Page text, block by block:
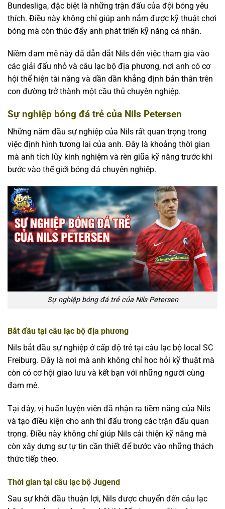
Bundesliga, đặc biệt là những trận đấu của đội bóng yêu
thích. Điều này không chỉ giúp anh nắm được kỹ thuật chơi
bóng mà còn thúc đẩy anh phát triển kỹ năng cá nhân.
Niềm đam mê này đã dẫn dắt Nils đến việc tham gia vào
các giải đấu nhỏ và câu lạc bộ địa phương, nơi anh có cơ
hội thể hiện tài năng và dần dần khẳng định bản thân trên
con đường trở thành một cầu thủ chuyên nghiệp.
Sự nghiệp bóng đá trẻ của Nils Petersen
Những năm đầu sự nghiệp của Nils rất quan trọng trong
việc định hình tương lai của anh. Đây là khoảng thời gian
mà anh tích lũy kinh nghiệm và rèn giũa kỹ năng trước khi
bước vào thế giới bóng đá chuyên nghiệp.
Sự nghiệp bóng đá trẻ của Nils Petersen
Bắt đầu tại câu lạc bộ địa phương
Nils bắt đầu sự nghiệp ở cấp độ trẻ tại câu lạc bộ local SC
Freiburg. Đây là nơi mà anh không chỉ học hỏi kỹ thuật mà
còn có cơ hội giao lưu và kết bạn với những người cùng
đam mê.
Tại đây, vị huấn luyện viên đã nhận ra tiềm năng của Nils
và tạo điều kiện cho anh thi đấu trong các trận đấu quan
trọng. Điều này không chỉ giúp Nils cải thiện kỹ năng mà
còn xây dựng sự tự tin cần thiết để bước vào những thách
thức tiếp theo.
Thời gian tại câu lạc bộ Jugend
Sau sự khởi đầu thuận lợi, Nils được chuyển đến câu lạc